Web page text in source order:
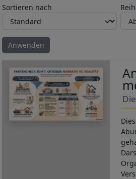
Sortieren nach